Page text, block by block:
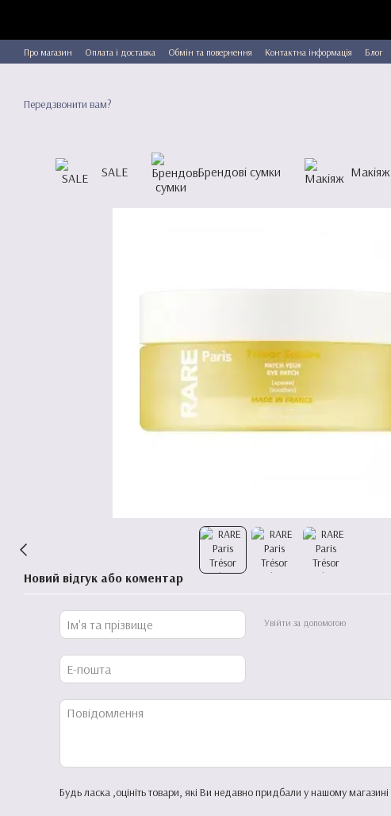
Про магазин Оплата і доставка Обмін та повернення Контактна інформація Блог
Передзвонити вам?
SALE Брендові сумки Макіяж
Новий відгук або коментар
Увійти за допомогою
Будь ласка ,оцініть товари, які Ви недавно придбали у нашому магазині